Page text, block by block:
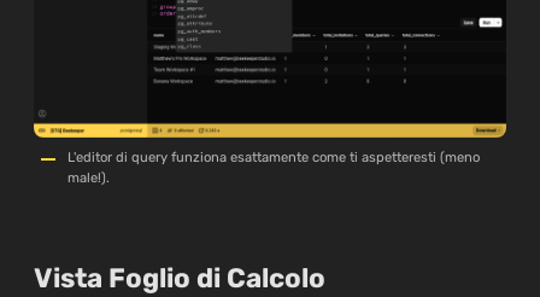
L'editor di query funziona esattamente come ti aspetteresti (meno
male!).
Vista Foglio di Calcolo